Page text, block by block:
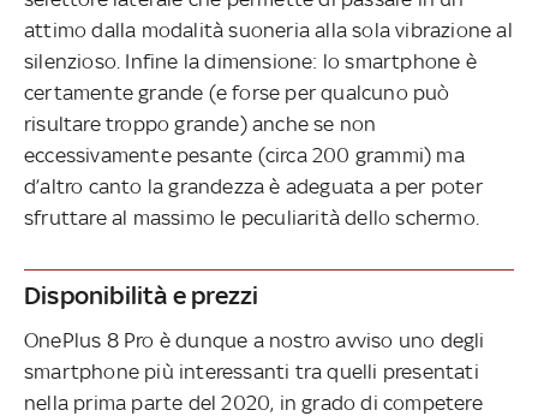
attimo dalla modalità suoneria alla sola vibrazione al
silenzioso. Infine la dimensione: lo smartphone è
certamente grande (e forse per qualcuno può
risultare troppo grande) anche se non
eccessivamente pesante (circa 200 grammi) ma
d’altro canto la grandezza è adeguata a per poter
sfruttare al massimo le peculiarità dello schermo.
Disponibilità e prezzi
OnePlus 8 Pro è dunque a nostro avviso uno degli
smartphone più interessanti tra quelli presentati
nella prima parte del 2020, in grado di competere